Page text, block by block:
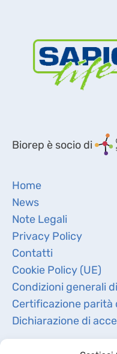
Biorep è socio di
Home
News
Note Legali
Privacy Policy
Contatti
Cookie Policy (UE)
Condizioni generali
Certificazione parità
Dichiarazione di